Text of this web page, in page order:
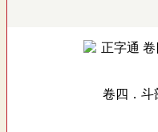
卷四．斗